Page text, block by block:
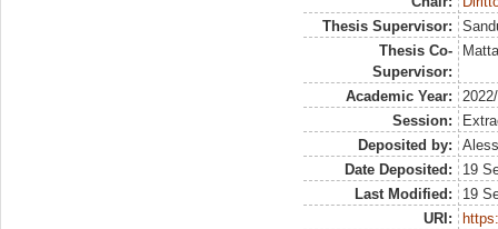
Thesis Supervisor:
Thesis Co-
Supervisor:
Academic Year:
Session:
Deposited by:
Date Deposited:
19
Last Modified:
19
URI: